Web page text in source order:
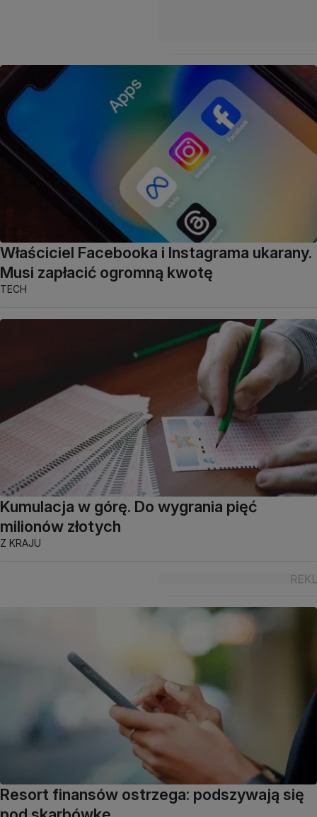
Właściciel Facebooka i Instagrama ukarany.
Musi zapłacić ogromną kwotę
TECH
Kumulacja w górę. Do wygrania pięć
milionów złotych
Z KRAJU
Resort finansów ostrzega: podszywają się